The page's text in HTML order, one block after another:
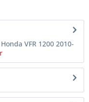
VFR 1200 2010-